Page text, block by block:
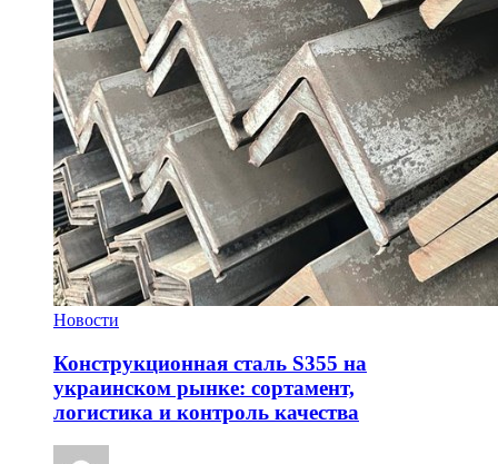
Новости
Конструкционная сталь S355 на
украинском рынке: сортамент,
логистика и контроль качества